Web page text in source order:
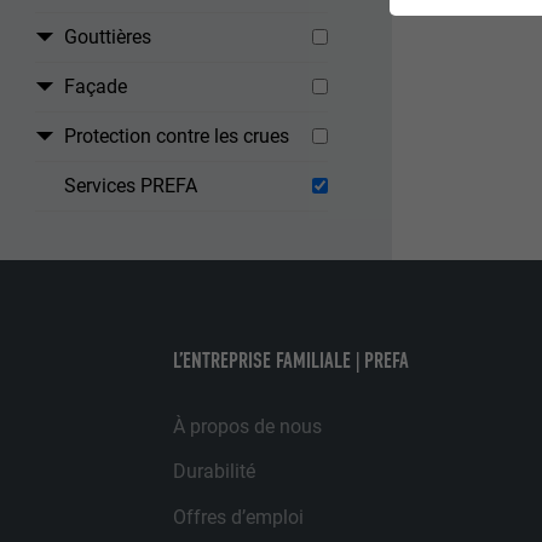
Gouttières
Façade
Protection contre les crues
Services PREFA
L’ENTREPRISE FAMILIALE | PREFA
À propos de nous
Durabilité
Offres d’emploi
NOM
Les cookies «
annonceurs
plateformes